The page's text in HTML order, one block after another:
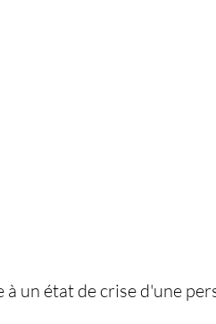
un état de crise d'une